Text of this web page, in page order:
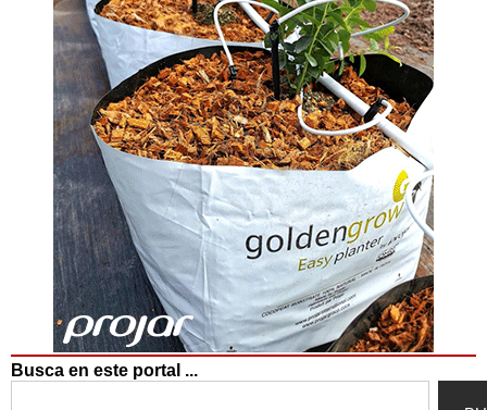
Busca en este portal ...